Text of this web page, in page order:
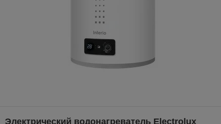
Электрический водонагреватель Electrolux